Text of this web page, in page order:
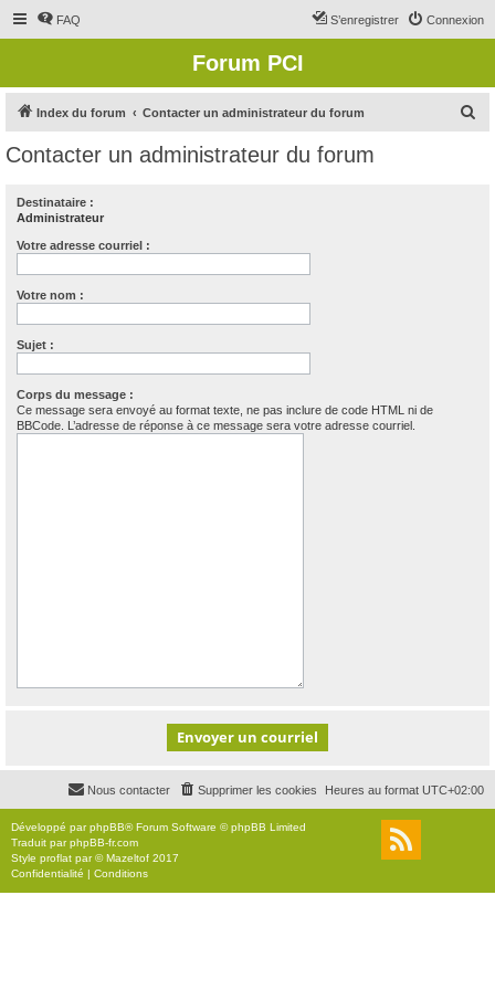
FAQ Connexion
S’enregistrer
Forum PCI
Index du forum Contacter un administrateur du forum
Contacter un administrateur du forum
Destinataire :
Administrateur
Votre adresse courriel :
Votre nom :
Sujet :
Corps du message :
Ce message sera envoyé au format texte, ne pas inclure de code HTML ni de
BBCode. L’adresse de réponse à ce message sera votre adresse courriel.
Heures au format UTC+02:00
Supprimer les cookies
Nous contacter
Développé parphpBB® Forum Software © phpBB Limited
Traduit parphpBB-fr.com
Style proflat par ©Mazeltof 2017
Confidentialité | Conditions